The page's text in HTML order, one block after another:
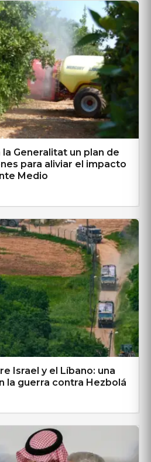
la Generalitat un plan de
para aliviar el impacto
Medio
Israel y el Líbano: una
la guerra contra Hezbolá